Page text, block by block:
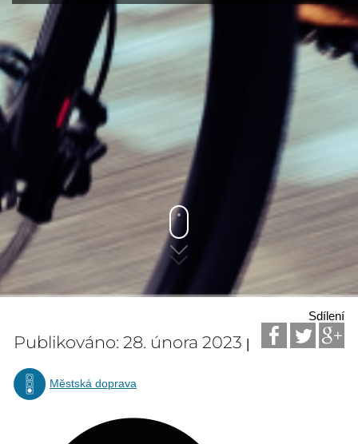
Sdílení
Publikováno: 28. února 2023 |
Městská doprava